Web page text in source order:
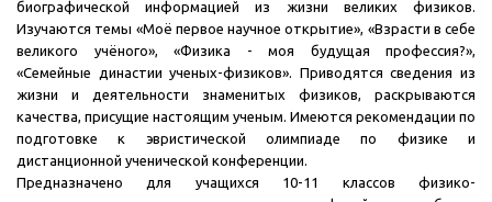
биографической информацией из жизни великих физиков.
Изучаются темы «Моё первое научное открытие», «Взрасти в себе
великого учёного», «Физика - моя будущая профессия?»,
«Семейные династии ученых-физиков». Приводятся сведения из
жизни и деятельности знаменитых физиков, раскрываются
качества, присущие настоящим ученым. Имеются рекомендации по
подготовке к эвристической олимпиаде по физике и
дистанционной ученической конференции.
Предназначено для учащихся 10-11 классов физико-